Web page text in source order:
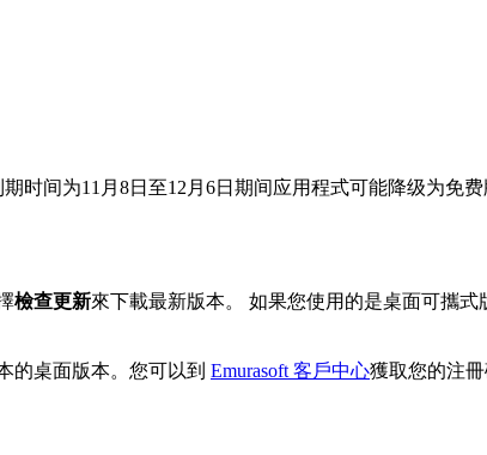
时间为11月8日至12月6日期间应用程式可能降级为免费
檢查更新來下載最新版本。 如果您使用的是桌面可攜式
的桌面版本。您可以到 Emurasoft 客戶中心獲取您的注